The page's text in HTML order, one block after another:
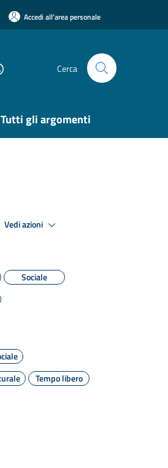
Accedi all'area personale
Cerca
Tutti gli argomenti
Vedi azioni
Sociale
Tempo libero